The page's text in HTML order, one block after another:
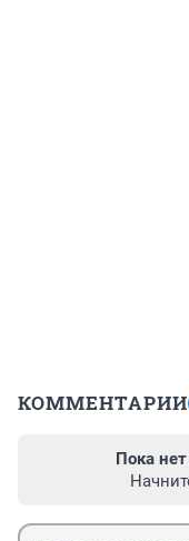
КОММЕНТАРИИ
Пока